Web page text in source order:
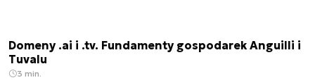
Domeny .ai i .tv. Fundamenty gospodarek Anguilli i
Tuvalu
3 min.